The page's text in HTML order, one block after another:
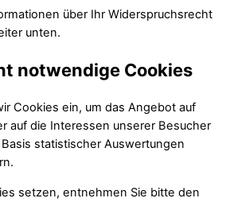
über Ihr Widerspruchsrecht
unten.
notwendige Cookies
Cookies ein, um das Angebot auf
auf die Interessen unserer Besucher
statistischer Auswertungen
setzen, entnehmen Sie bitte den